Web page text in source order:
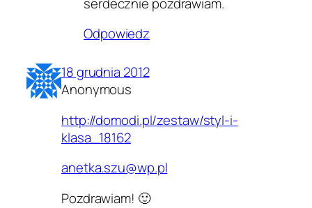
Odpowiedz
18 grudnia 2012
Anonymous
http://domodi.pl/zestaw/styl-i-
klasa_18162
anetka.szu@wp.pl
Pozdrawiam! 🙂